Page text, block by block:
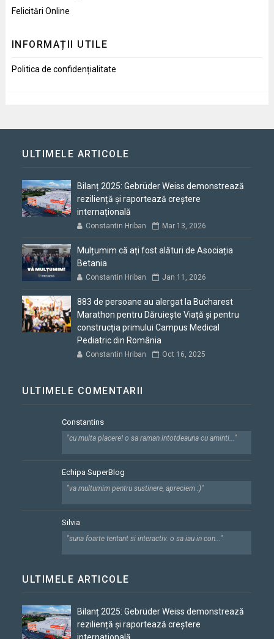
Felicitări Online
INFORMAȚII UTILE
Politica de confidențialitate
ULTIMELE ARTICOLE
Bilanț 2025: Gebrüder Weiss demonstrează
reziliență și raportează creștere
internațională
Constantin Hriban Mar 13, 2026
Mulțumim că ați fost alături de Asociația
Betania
Constantin Hriban Jan 11, 2026
883 de persoane au alergat la Bucharest
Marathon pentru Dăruiește Viață și pentru
construcția primului Campus Medical
Pediatric din România
Constantin Hriban Oct 16, 2025
ULTIMELE COMENTARII
Constantins
"cu multa placere! o sa raman intotdeauna cu aminti..."
Echipa SuperBlog
"va multumim pentru sustinere, apreciem :)"
Silvia
"suna foarte tentant si interactiv. o sa iau in con..."
ULTIMELE ARTICOLE
Bilanț 2025: Gebrüder Weiss demonstrează
reziliență și raportează creștere